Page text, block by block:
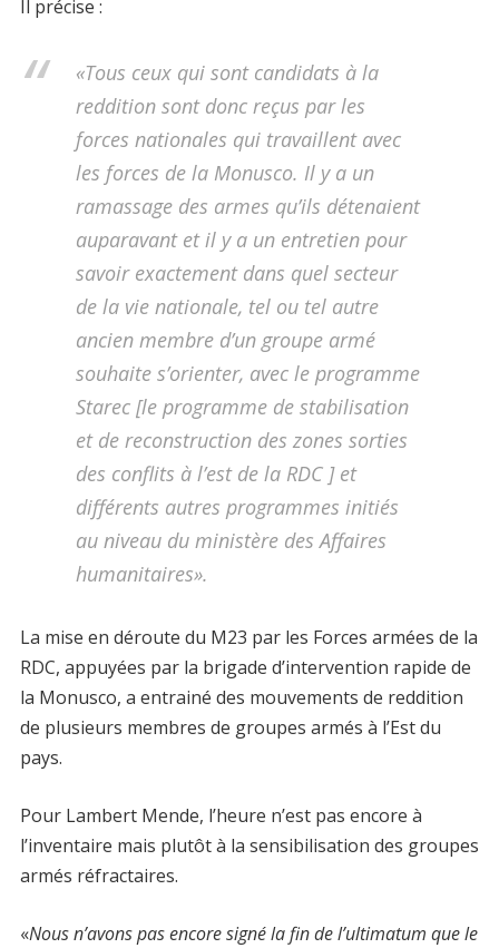
Il précise :
«Tous ceux qui sont candidats à la
reddition sont donc reçus par les
forces nationales qui travaillent avec
les forces de la Monusco. Il y a un
ramassage des armes qu’ils détenaient
auparavant et il y a un entretien pour
savoir exactement dans quel secteur
de la vie nationale, tel ou tel autre
ancien membre d’un groupe armé
souhaite s’orienter, avec le programme
Starec [le programme de stabilisation
et de reconstruction des zones sorties
des conflits à l’est de la RDC ] et
différents autres programmes initiés
au niveau du ministère des Affaires
humanitaires».
La mise en déroute du M23 par les Forces armées de la
RDC, appuyées par la brigade d’intervention rapide de
la Monusco, a entrainé des mouvements de reddition
de plusieurs membres de groupes armés à l’Est du
pays.
Pour Lambert Mende, l’heure n’est pas encore à
l’inventaire mais plutôt à la sensibilisation des groupes
armés réfractaires.
«Nous n’avons pas encore signé la fin de l’ultimatum que le